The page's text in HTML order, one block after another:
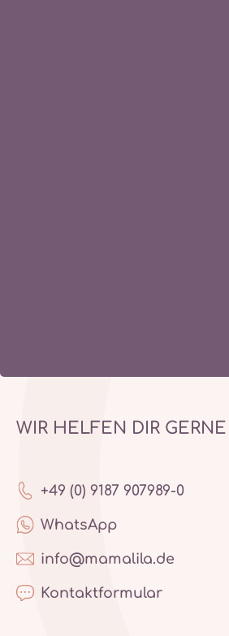
WIR HELFEN DIR GERNE
+49 (0) 9187 907989-0
WhatsApp
info@mamalila.de
Kontaktformular